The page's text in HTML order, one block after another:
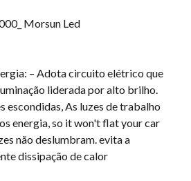
– Adota circuito elétrico que
liderada por alto brilho.
escondidas, As luzes de trabalho
energia, so it won't flat your car
não deslumbram. evita a
dissipação de calor